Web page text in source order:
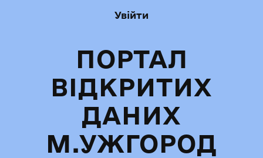
Увійти
ПОРТАЛ
ВІДКРИТИХ
ДАНИХ
М.УЖГОРОД